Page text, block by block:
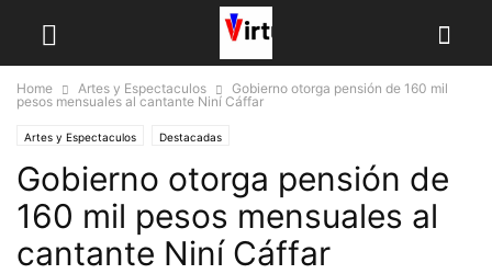
Home Artes y Espectaculos
Gobierno otorga pensión de 160 mil
pesos mensuales al cantante Niní Cáffar
Artes y Espectaculos Destacadas
Gobierno otorga pensión de
160 mil pesos mensuales al
cantante Niní Cáffar